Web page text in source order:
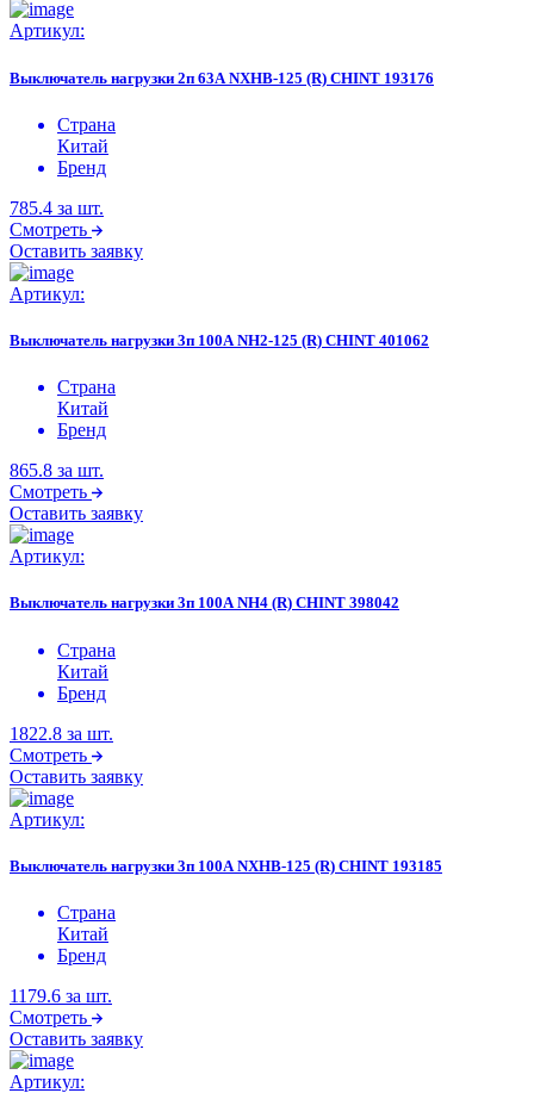
Артикул:
Выключатель нагрузки 2п 63А NXHB-125 (R) CHINT 193176
Страна
Китай
Бренд
785.4 за шт.
Смотреть
Оставить заявку
Артикул:
Выключатель нагрузки 3п 100А NH2-125 (R) CHINT 401062
Страна
Китай
Бренд
865.8 за шт.
Смотреть
Оставить заявку
Артикул:
Выключатель нагрузки 3п 100А NH4 (R) CHINT 398042
Страна
Китай
Бренд
1822.8 за шт.
Смотреть
Оставить заявку
Артикул:
Выключатель нагрузки 3п 100А NXHB-125 (R) CHINT 193185
Страна
Китай
Бренд
1179.6 за шт.
Смотреть
Оставить заявку
Артикул: